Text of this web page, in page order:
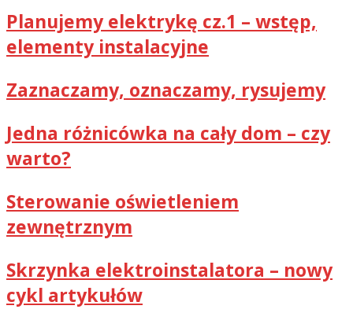
Planujemy elektrykę cz.1 – wstęp,
elementy instalacyjne
Zaznaczamy, oznaczamy, rysujemy
Jedna różnicówka na cały dom – czy
warto?
Sterowanie oświetleniem
zewnętrznym
Skrzynka elektroinstalatora – nowy
cykl artykułów